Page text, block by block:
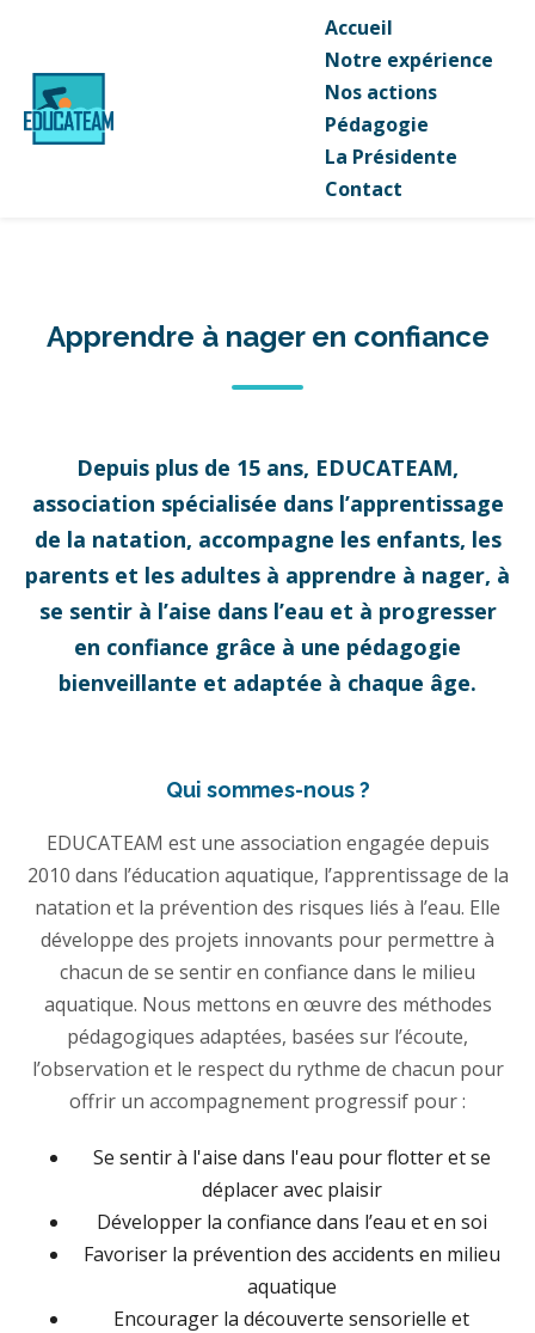
Accueil
Notre expérience
Nos actions
Pédagogie
La Présidente
Contact
Apprendre à nager en confiance
Depuis plus de 15 ans, EDUCATEAM,
association spécialisée dans l’apprentissage
de la natation, accompagne les enfants, les
parents et les adultes à apprendre à nager, à
se sentir à l’aise dans l’eau et à progresser
en confiance grâce à une pédagogie
bienveillante et adaptée à chaque âge.
Qui sommes-nous ?
EDUCATEAM est une association engagée depuis
2010 dans l’éducation aquatique, l’apprentissage de la
natation et la prévention des risques liés à l’eau. Elle
développe des projets innovants pour permettre à
chacun de se sentir en confiance dans le milieu
aquatique. Nous mettons en œuvre des méthodes
pédagogiques adaptées, basées sur l’écoute,
l’observation et le respect du rythme de chacun pour
offrir un accompagnement progressif pour :
Se sentir à l'aise dans l'eau pour flotter et se
déplacer avec plaisir
Développer la confiance dans l’eau et en soi
Favoriser la prévention des accidents en milieu
aquatique
Encourager la découverte sensorielle et